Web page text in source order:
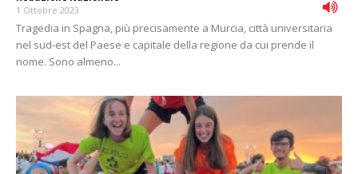
1 Ottobre 2023
Tragedia in Spagna, più precisamente a Murcia, città universitaria
nel sud-est del Paese e capitale della regione da cui prende il
nome. Sono almeno...